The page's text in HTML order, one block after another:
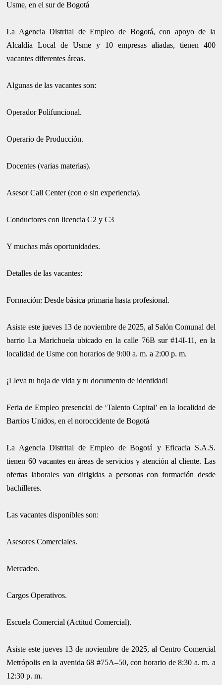
Usme, en el sur de Bogotá
La Agencia Distrital de Empleo de Bogotá, con apoyo de la
Alcaldía Local de Usme y 10 empresas aliadas, tienen 400
vacantes diferentes áreas.
Algunas de las vacantes son:
Operador Polifuncional.
Operario de Producción.
Docentes (varias materias).
Asesor Call Center (con o sin experiencia).
Conductores con licencia C2 y C3
Y muchas más oportunidades.
Detalles de las vacantes:
Formación: Desde básica primaria hasta profesional.
Asiste este jueves 13 de noviembre de 2025, al Salón Comunal del
barrio La Marichuela ubicado en la calle 76B sur #14I-11, en la
localidad de Usme con horarios de 9:00 a. m. a 2:00 p. m.
¡Lleva tu hoja de vida y tu documento de identidad!
Feria de Empleo presencial de ‘Talento Capital’ en la localidad de
Barrios Unidos, en el noroccidente de Bogotá
La Agencia Distrital de Empleo de Bogotá y Eficacia S.A.S.
tienen 60 vacantes en áreas de servicios y atención al cliente. Las
ofertas laborales van dirigidas a personas con formación desde
bachilleres.
Las vacantes disponibles son:
Asesores Comerciales.
Mercadeo.
Cargos Operativos.
Escuela Comercial (Actitud Comercial).
Asiste este jueves 13 de noviembre de 2025, al Centro Comercial
Metrópolis en la avenida 68 #75A–50, con horario de 8:30 a. m. a
12:30 p. m.